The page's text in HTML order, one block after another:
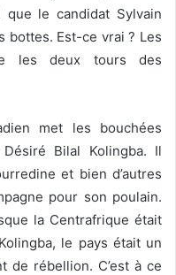
que le candidat Sylvain
bottes. Est-ce vrai ? Les
les deux tours des
met les bouchées
Bilal Kolingba. Il
et bien d’autres
pour son poulain.
la Centrafrique était
le pays était un
de rébellion. C’est à ce